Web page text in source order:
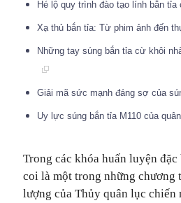
Hé lộ quy trình đào tạo lính bắn
Xạ thủ bắn tỉa: Từ phim ảnh đến
Những tay súng bắn tỉa cừ khôi
Giải mã sức mạnh đáng sợ của
Uy lực súng bắn tỉa M110 của
Trong các khóa huấn luyện
coi là một trong những chương
lượng của Thủy quân lục